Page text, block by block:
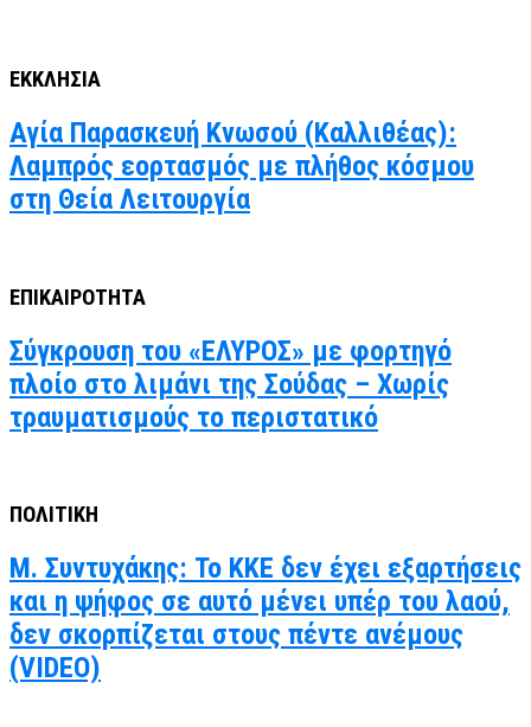
ΕΚΚΛΗΣΙΑ
Αγία Παρασκευή Κνωσού (Καλλιθέας):
Λαμπρός εορτασμός με πλήθος κόσμου
στη Θεία Λειτουργία
ΕΠΙΚΑΙΡΟΤΗΤΑ
Σύγκρουση του «ΕΛΥΡΟΣ» με φορτηγό
πλοίο στο λιμάνι της Σούδας – Χωρίς
τραυματισμούς το περιστατικό
ΠΟΛΙΤΙΚΗ
Μ. Συντυχάκης: Το ΚΚΕ δεν έχει εξαρτήσεις
και η ψήφος σε αυτό μένει υπέρ του λαού,
δεν σκορπίζεται στους πέντε ανέμους
(VIDEO)